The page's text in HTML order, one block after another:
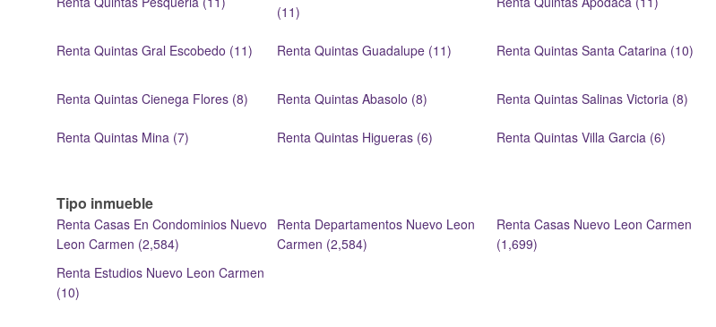
(11)
Renta Quintas Gral Escobedo (11) Renta Quintas Guadalupe (11) Renta Quintas Santa Catarina (10)
Renta Quintas Cienega Flores (8) Renta Quintas Abasolo (8) Renta Quintas Salinas Victoria (8)
Renta Quintas Mina (7)
Renta Quintas Higueras (6) Renta Quintas Villa Garcia (6)
Tipo inmueble
Renta Casas En Condominios Nuevo
Leon Carmen (2,584)
Renta Departamentos Nuevo Leon
Carmen (2,584)
Renta Casas Nuevo Leon Carmen
(1,699)
Renta Estudios Nuevo Leon Carmen
(10)